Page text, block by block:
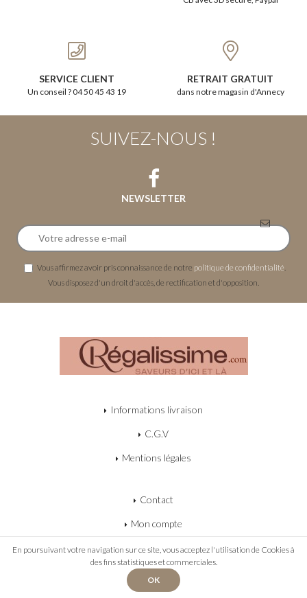
SERVICE CLIENT
Un conseil ? 04 50 45 43 19
RETRAIT GRATUIT
dans notre magasin d'Annecy
SUIVEZ-NOUS !
NEWSLETTER
Vous affirmez avoir pris connaissance de notre politique de confidentialité
Vous disposez d'un droit d'accès, de rectification et d'opposition.
Informations livraison
C.G.V
Mentions légales
Contact
Mon compte
Mon panier
En poursuivant votre navigation sur ce site, vous acceptez l'utilisation de Cookies à
des fins statistiques et commerciales.
OK